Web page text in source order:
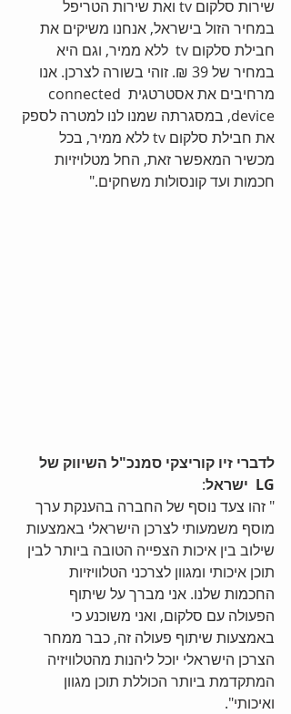
שירות סלקום tv ואת שירות הטריפל
במחיר הזול בישראל, אנחנו משיקים את
חבילת סלקום tv  ללא ממיר, וגם היא
במחיר של 39 ₪. זוהי בשורה לצרכן. אנו
מרחיבים את אסטרטגית connected
device, במסגרתה שמנו לנו למטרה לספק
את חבילת סלקום tv ללא ממיר, בכל
מכשיר המאפשר זאת, החל מטלויזיות
חכמות ועד קונסולות משחקים."
לדברי זיו קוריצקי סמנכ"ל השיווק של
LG  ישראל
:
" זהו צעד נוסף של החברה בהענקת ערך
מוסף משמעותי לצרכן הישראלי באמצעות
שילוב בין איכות הצפייה הטובה ביותר לבין
תוכן איכותי ומגוון לצרכני הטלוויזיות
החכמות שלנו. אני מברך על שיתוף
הפעולה עם סלקום, ואני משוכנע כי
באמצעות שיתוף פעולה זה, כבר ממחר
הצרכן הישראלי יוכל ליהנות מהטלוויזיה
המתקדמת ביותר הכוללת תוכן מגוון
ואיכותי".